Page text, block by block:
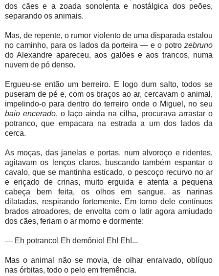
dos cães e a zoada sonolenta e nostálgica dos peões,
separando os animais.
Mas, de repente, o rumor violento de uma disparada estalou
no caminho, para os lados da porteira — e o potrozebruno
do Alexandre apareceu, aos galões e aos trancos, numa
nuvem de pó denso.
Ergueu-se então um berreiro. E logo dum salto, todos se
puseram de pé e, com os braços ao ar, cercavam o animal,
impelindo-o para dentro do terreiro onde o Miguel, no seu
baio encerado, o laço ainda na cilha, procurava arrastar o
potranco, que empacara na estrada a um dos lados da
cerca.
As moças, das janelas e portas, num alvoroço e ridentes,
agitavam os lenços claros, buscando também espantar o
cavalo, que se mantinha esticado, o pescoço recurvo no ar
e eriçado de crinas, muito erguida e atenta a pequena
cabeça bem feita, os olhos em sangue, as narinas
dilatadas, respirando fortemente. Em torno dele contínuos
brados atroadores, de envolta com o latir agora amiudado
dos cães, feriam o ar morno e dormente:
— Eh potranco! Eh demônio! Eh! Eh!...
Mas o animal não se movia, de olhar enraivado, oblíquo
nas órbitas, todo o pelo em fremência.